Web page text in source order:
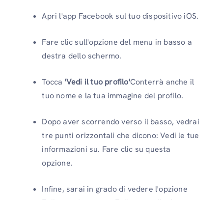
Apri l'app Facebook sul tuo dispositivo iOS.
Fare clic sull'opzione del menu in basso a
destra dello schermo.
Tocca 'Vedi il tuo profilo'Conterrà anche il
tuo nome e la tua immagine del profilo.
Dopo aver scorrendo verso il basso, vedrai
tre punti orizzontali che dicono: Vedi le tue
informazioni su. Fare clic su questa
opzione.
Infine, sarai in grado di vedere l'opzione